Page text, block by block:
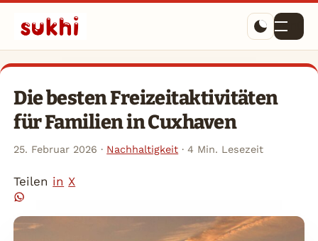
Menü
Die besten Freizeitaktivitäten
für Familien in Cuxhaven
25. Februar 2026 · Nachhaltigkeit ·4 Min. Lesezeit
Teilen in X